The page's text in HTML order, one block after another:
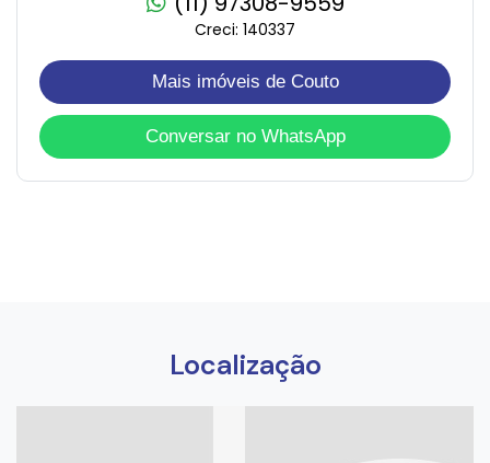
Creci: 140337
Mais imóveis de Couto
Conversar no WhatsApp
Localização